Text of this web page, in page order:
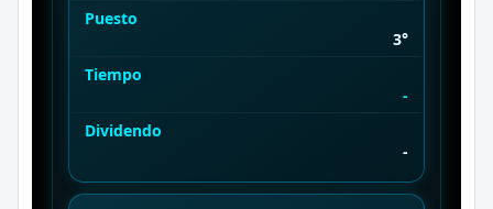
Puesto
3°
Tiempo
-
Dividendo
-